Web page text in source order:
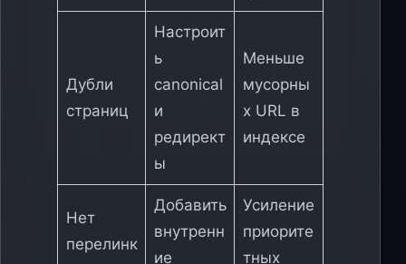
Дубли
страниц
Настроит
ь
canonical
и
редирект
ы
Меньше
мусорны
х URL в
индексе
Нет
перелинк
Добавить
внутренн
ие
Усиление
приорите
тных